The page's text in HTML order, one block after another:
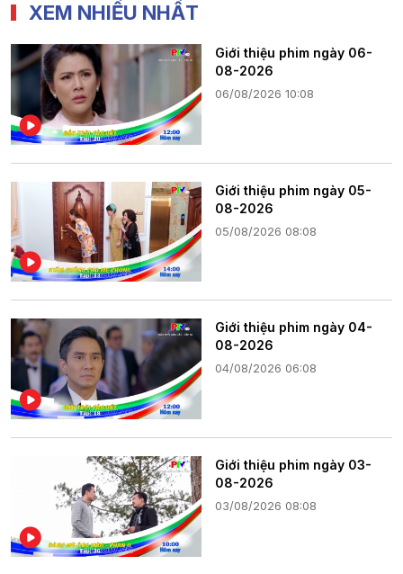
XEM NHIỀU NHẤT
Giới thiệu phim ngày 06-
08-2026
06/08/2026 10:08
Giới thiệu phim ngày 05-
08-2026
05/08/2026 08:08
Giới thiệu phim ngày 04-
08-2026
04/08/2026 06:08
Giới thiệu phim ngày 03-
08-2026
03/08/2026 08:08